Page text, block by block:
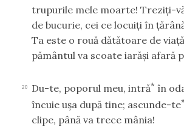
trupurile mele moarte! Treziţi-
de bucurie, cei ce locuiţi în
Ta este o rouă dătătoare de
pământul va scoate iarăşi afară
20 Du-te, poporul meu, intră* în
încuie uşa după tine; ascunde-te
clipe, până va trece mânia!